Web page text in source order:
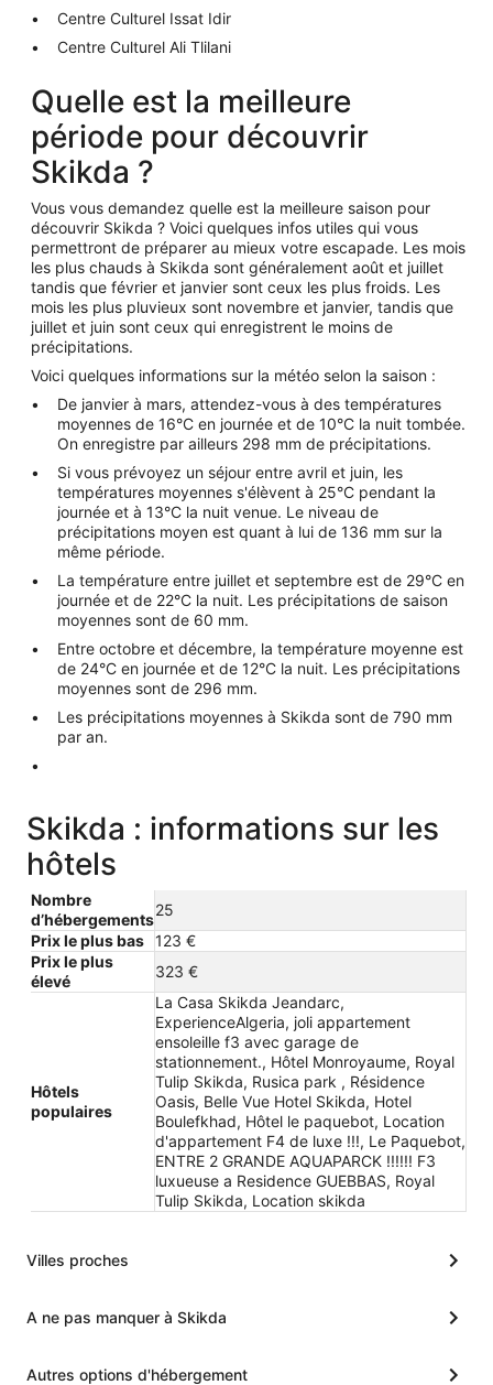
Centre Culturel Issat Idir
Centre Culturel Ali Tlilani
Quelle est la meilleure
période pour découvrir
Skikda ?
Vous vous demandez quelle est la meilleure saison pour
découvrir Skikda ? Voici quelques infos utiles qui vous
permettront de préparer au mieux votre escapade. Les mois
les plus chauds à Skikda sont généralement août et juillet
tandis que février et janvier sont ceux les plus froids. Les
mois les plus pluvieux sont novembre et janvier, tandis que
juillet et juin sont ceux qui enregistrent le moins de
précipitations.
Voici quelques informations sur la météo selon la saison :
De janvier à mars, attendez-vous à des températures
moyennes de 16°C en journée et de 10°C la nuit tombée.
On enregistre par ailleurs 298 mm de précipitations.
Si vous prévoyez un séjour entre avril et juin, les
températures moyennes s'élèvent à 25°C pendant la
journée et à 13°C la nuit venue. Le niveau de
précipitations moyen est quant à lui de 136 mm sur la
même période.
La température entre juillet et septembre est de 29°C en
journée et de 22°C la nuit. Les précipitations de saison
moyennes sont de 60 mm.
Entre octobre et décembre, la température moyenne est
de 24°C en journée et de 12°C la nuit. Les précipitations
moyennes sont de 296 mm.
Les précipitations moyennes à Skikda sont de 790 mm
par an.
Skikda : informations sur les
hôtels
Nombre
d’hébergements
25
Prix le plus bas 123 €
Prix le plus
élevé
323 €
Hôtels
populaires
La Casa Skikda Jeandarc,
ExperienceAlgeria, joli appartement
ensoleille f3 avec garage de
stationnement., Hôtel Monroyaume, Royal
Tulip Skikda, Rusica park , Résidence
Oasis, Belle Vue Hotel Skikda, Hotel
Boulefkhad, Hôtel le paquebot, Location
d'appartement F4 de luxe !!!, Le Paquebot,
ENTRE 2 GRANDE AQUAPARCK !!!!!! F3
luxueuse a Residence GUEBBAS, Royal
Tulip Skikda, Location skikda
Villes proches
A ne pas manquer à Skikda
Autres options d'hébergement